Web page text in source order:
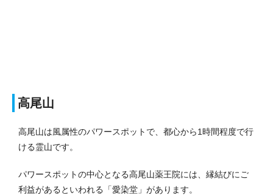
高尾山
高尾山は風属性のパワースポットで、都心から1時間程度で行
ける霊山です。
パワースポットの中心となる高尾山薬王院には、縁結びにご
利益があるといわれる「愛染堂」があります。